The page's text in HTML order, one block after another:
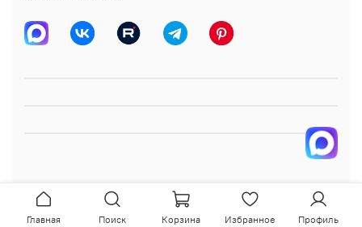
Главная Поиск Корзина Избранное Профиль